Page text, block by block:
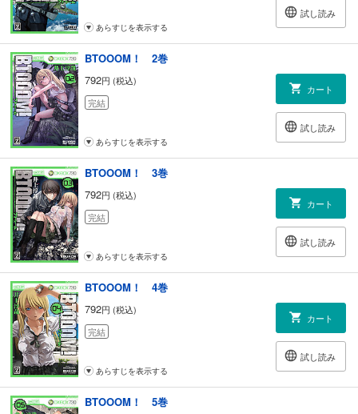
試し読み
あらすじを表示する
BTOOOM！ 2巻
792円 (税込)
完結
カート
試し読み
あらすじを表示する
BTOOOM！ 3巻
792円 (税込)
完結
カート
試し読み
あらすじを表示する
BTOOOM！ 4巻
792円 (税込)
完結
カート
試し読み
あらすじを表示する
BTOOOM！ 5巻